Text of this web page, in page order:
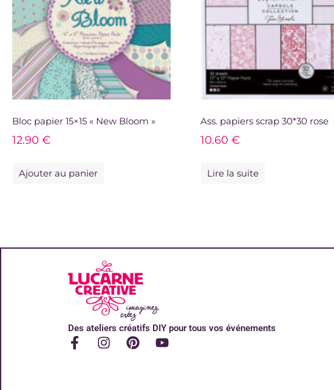
Bloc papier 15×15 « New Bloom »
12.90 €
Ajouter au panier
Ass. papiers scrap 30*30 rose
10.60€
Lire la suite
Des ateliers créatifs DIY pour tous vos événements